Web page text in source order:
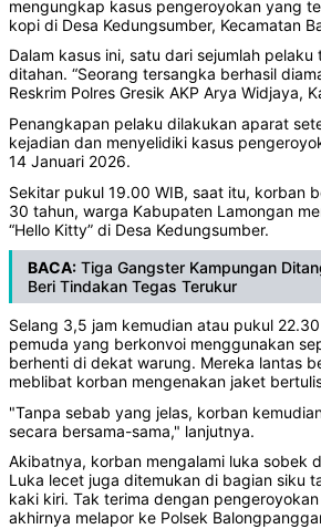
mengungkap kasus pengeroyokan yang
kopi di Desa Kedungsumber, Kecamatan
Dalam kasus ini, satu dari sejumlah
ditahan. “Seorang tersangka berhasil
Reskrim Polres Gresik AKP Arya Widjaya,
Penangkapan pelaku dilakukan aparat
kejadian dan menyelidiki kasus
14 Januari 2026.
Sekitar pukul 19.00 WIB, saat itu, korban
30 tahun, warga Kabupaten Lamongan
“Hello Kitty” di Desa Kedungsumber.
BACA: Tiga Gangster Kampungan
Beri Tindakan Tegas Terukur
Selang 3,5 jam kemudian atau pukul
pemuda yang berkonvoi menggunakan
berhenti di dekat warung. Mereka lantas
meblibat korban mengenakan jaket
"Tanpa sebab yang jelas, korban
secara bersama-sama," lanjutnya.
Akibatnya, korban mengalami luka sobek
Luka lecet juga ditemukan di bagian siku
kaki kiri. Tak terima dengan
akhirnya melapor ke Polsek